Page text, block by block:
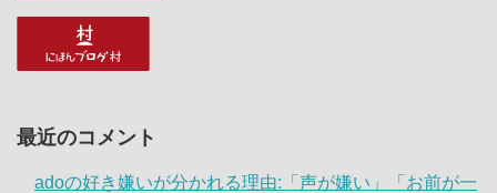
最近のコメント
adoの好き嫌いが分かれる理由:「声が嫌い」「お前が一